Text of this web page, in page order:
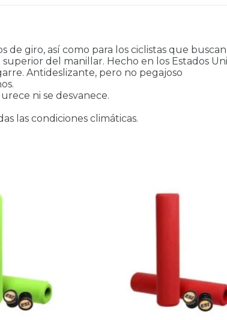
de giro, así como para los ciclistas que
del manillar. Hecho en los Estados
Antideslizante, pero no pegajoso
ni se desvanece.
las condiciones climáticas.